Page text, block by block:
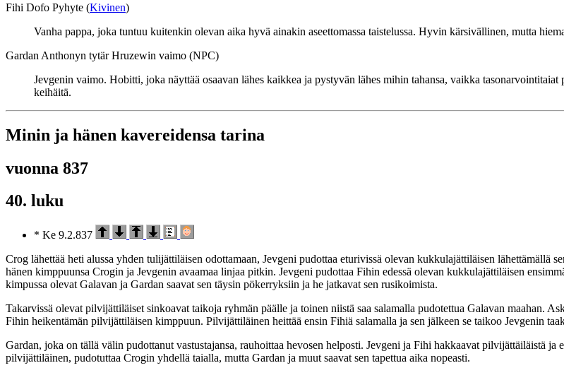
Fihi Dofo Pyhyte (Kivinen)
Vanha pappa, joka tuntuu kuitenkin olevan aika hyvä ainakin aseettomassa taistelussa. Hyvin kärsivällinen, mutta
Gardan Anthonyn tytär Hruzewin vaimo (NPC)
Jevgenin vaimo. Hobitti, joka näyttää osaavan lähes kaikkea ja pystyvän lähes mihin tahansa, vaikka
keihäitä.
Minin ja hänen kavereidensa tarina
vuonna 837
40. luku
* Ke 9.2.837
Crog lähettää heti alussa yhden tulijättiläisen odottamaan, Jevgeni pudottaa eturivissä olevan kukkulajättiläisen lähettämällä
hänen kimppuunsa Crogin ja Jevgenin avaamaa linjaa pitkin. Jevgeni pudottaa Fihin edessä olevan kukkulajättiläisen
kimpussa olevat Galavan ja Gardan saavat sen täysin pökerryksiin ja he jatkavat sen rusikoimista.
Takarvissä olevat pilvijättiläiset sinkoavat taikoja ryhmän päälle ja toinen niistä saa salamalla pudotettua Galavan maahan.
Fihin heikentämän pilvijättiläisen kimppuun. Pilvijättiläinen heittää ensin Fihiä salamalla ja sen jälkeen se taikoo Jevgenin
Gardan, joka on tällä välin pudottanut vastustajansa, rauhoittaa hevosen helposti. Jevgeni ja Fihi hakkaavat pilvijättäiläistä
pilvijättiläinen, pudotuttaa Crogin yhdellä taialla, mutta Gardan ja muut saavat sen tapettua aika nopeasti.